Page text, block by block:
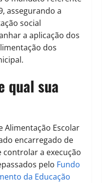
assegurando a
social
a aplicação dos
dos
qual sua
Alimentação Escolar
encarregado de
controlar a execução
pelo Fundo
da Educação